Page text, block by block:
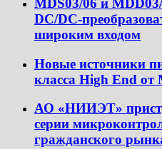
MDS03/06 и
DC/DC-
широким входом
Новые источники
класса High End от
АО «НИИЭТ»
серии
гражданского